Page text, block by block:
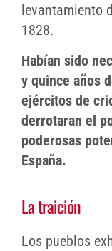
levantamiento
1828.
Habían sido
y quince años
ejércitos de
derrotaran el
poderosas
España.
La traición
Los pueblos